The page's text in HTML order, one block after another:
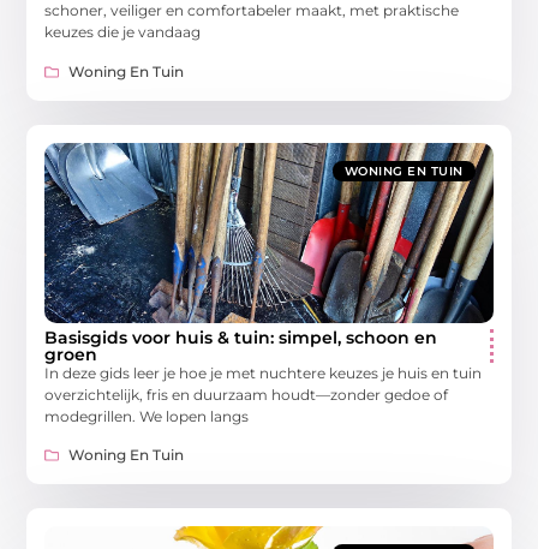
schoner, veiliger en comfortabeler maakt, met praktische
keuzes die je vandaag
Woning En Tuin
WONING EN TUIN
Basisgids voor huis & tuin: simpel, schoon en
groen
In deze gids leer je hoe je met nuchtere keuzes je huis en tuin
overzichtelijk, fris en duurzaam houdt—zonder gedoe of
modegrillen. We lopen langs
Woning En Tuin